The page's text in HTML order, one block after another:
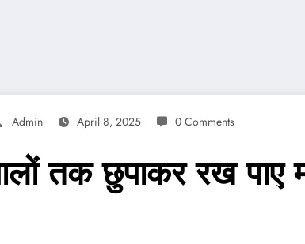
Admin April 8, 2025 0 Comments
तक छुपाकर रख पाए